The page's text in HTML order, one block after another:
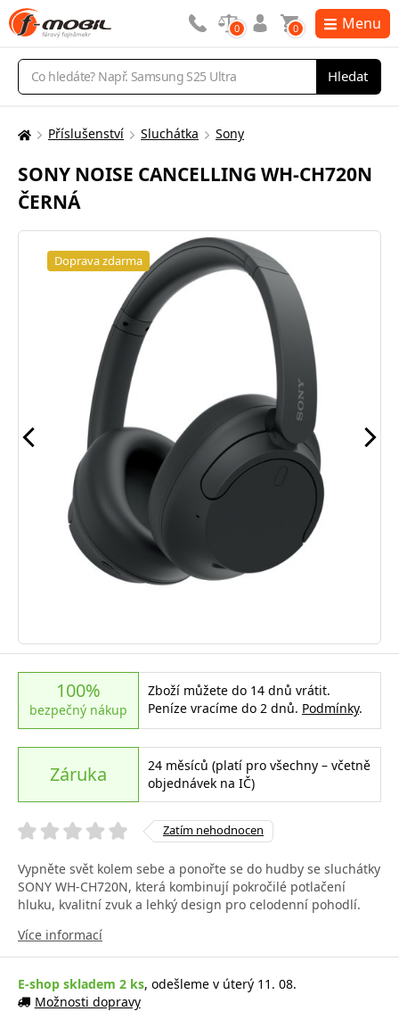
Vyhledávání
Hledat
0 0 Menu
Zde
nacházíte:
Příslušenství Sluchátka Sony
SONY NOISE CANCELLING WH-CH720N
ČERNÁ
Doprava zdarma
100%
bezpečný nákup
Zboží můžete do 14 dnů vrátit.
Peníze vracíme do 2 dnů. Podmínky.
Záruka
24 měsíců (platí pro všechny – včetně
objednávek na IČ)
Zatím nehodnocen
Vypněte svět kolem sebe a ponořte se do hudby se sluchátky
SONY WH-CH720N, která kombinují pokročilé potlačení
hluku, kvalitní zvuk a lehký design pro celodenní pohodlí.
Více informací
E-shop skladem 2 ks, odešleme v úterý 11. 08.
Možnosti dopravy